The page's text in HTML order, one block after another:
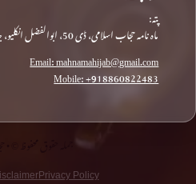
پتہ:
ماہ نامہ حجاب اسلامی، ڈی 50، ابوالفضل انکلیو، جامعہ نگر، نئی دہلی-25
Email: mahnamahijab@gmail.com
Mobile: +918860822483
Privacy Policy